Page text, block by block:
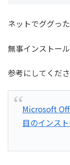
ネットでググっ
無事インストール
参考にしてくださ
Microsoft
目のインス